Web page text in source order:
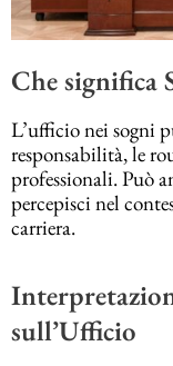
Che significa
L’ufficio nei sogni
responsabilità, le
professionali. Può
percepisci nel
carriera.
sull’Ufficio